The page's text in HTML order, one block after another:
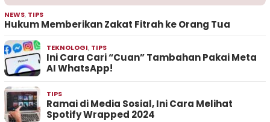
NEWS, TIPS
Hukum Memberikan Zakat Fitrah ke Orang Tua
TEKNOLOGI, TIPS
Ini Cara Cari “Cuan” Tambahan Pakai Meta
AI WhatsApp!
TIPS
Ramai di Media Sosial, Ini Cara Melihat
Spotify Wrapped 2024